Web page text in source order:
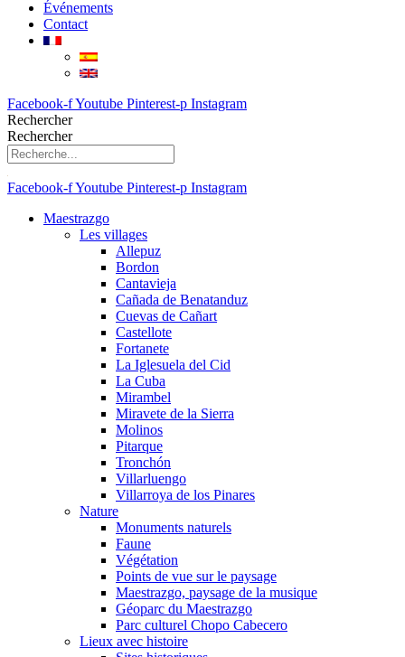
Événements
Contact
Facebook-fYoutube Pinterest-p Instagram
Rechercher
Rechercher
Facebook-fYoutube Pinterest-p Instagram
Maestrazgo
Les villages
Allepuz
Bordon
Cantavieja
Cañada de Benatanduz
Cuevas de Cañart
Castellote
Fortanete
La Iglesuela del Cid
La Cuba
Mirambel
Miravete de la Sierra
Molinos
Pitarque
Tronchón
Villarluengo
Villarroya de los Pinares
Nature
Monuments naturels
Faune
Végétation
Points de vue sur le paysage
Maestrazgo, paysage de la musique
Géoparc du Maestrazgo
Parc culturel Chopo Cabecero
Lieux avec histoire